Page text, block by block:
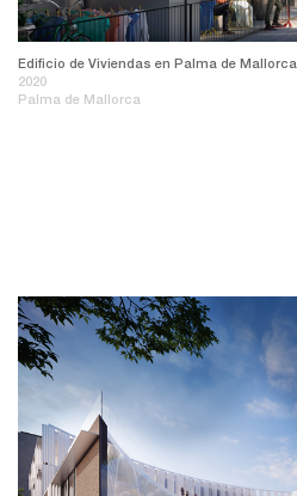
Edificio de Viviendas en Palma de Mallorca
2020
Palma de Mallorca